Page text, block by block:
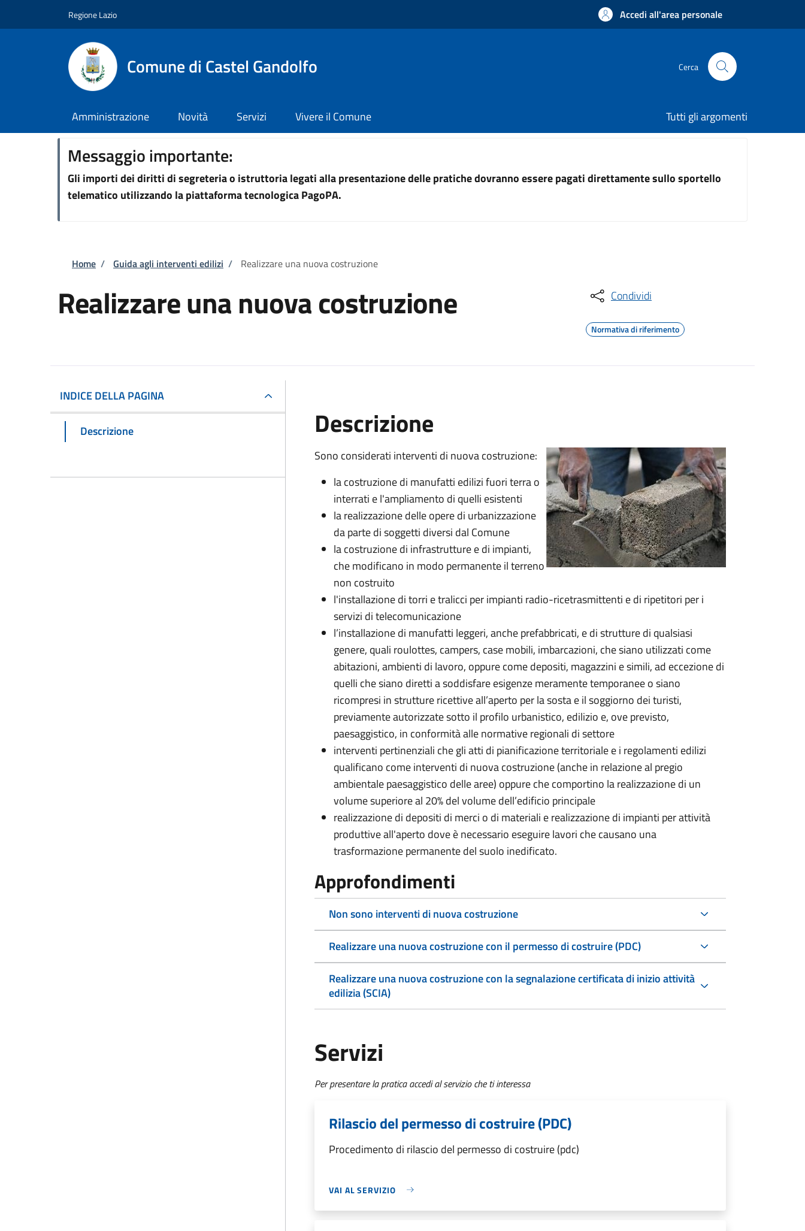
Regione Lazio Accedi all'area personale
Comune di Castel Gandolfo Cerca
Amministrazione Novità Servizi Vivere il Comune Tutti gli argomenti
Messaggio importante:
Gli importi dei diritti di segreteria o istruttoria legati alla presentazione delle pratiche dovranno essere pagati direttamente sullo sportello
telematico utilizzando la piattaforma tecnologica PagoPA.
Briciole di pane
Home / Guida agli interventi edilizi / Realizzare una nuova costruzione
Realizzare una nuova costruzione Condividi
Normativa di riferimento
INDICE DELLA PAGINA
Descrizione Descrizione
Sono considerati interventi di nuova costruzione:
la costruzione di manufatti edilizi fuori terra o
interrati e l'ampliamento di quelli esistenti
la realizzazione delle opere di urbanizzazione
da parte di soggetti diversi dal Comune
la costruzione di infrastrutture e di impianti,
che modificano in modo permanente il terreno
non costruito
l'installazione di torri e tralicci per impianti radio-ricetrasmittenti e di ripetitori per i
servizi di telecomunicazione
l’installazione di manufatti leggeri, anche prefabbricati, e di strutture di qualsiasi
genere, quali roulottes, campers, case mobili, imbarcazioni, che siano utilizzati come
abitazioni, ambienti di lavoro, oppure come depositi, magazzini e simili, ad eccezione di
quelli che siano diretti a soddisfare esigenze meramente temporanee o siano
ricompresi in strutture ricettive all’aperto per la sosta e il soggiorno dei turisti,
previamente autorizzate sotto il profilo urbanistico, edilizio e, ove previsto,
paesaggistico, in conformità alle normative regionali di settore
interventi pertinenziali che gli atti di pianificazione territoriale e i regolamenti edilizi
qualificano come interventi di nuova costruzione (anche in relazione al pregio
ambientale paesaggistico delle aree) oppure che comportino la realizzazione di un
volume superiore al 20% del volume dell’edificio principale
realizzazione di depositi di merci o di materiali e realizzazione di impianti per attività
produttive all'aperto dove è necessario eseguire lavori che causano una
trasformazione permanente del suolo inedificato.
Approfondimenti
Non sono interventi di nuova costruzione
Realizzare una nuova costruzione con il permesso di costruire (PDC)
Realizzare una nuova costruzione con la segnalazione certificata di inizio attività
edilizia (SCIA)
Servizi
Per presentare la pratica accedi al servizio che ti interessa
Rilascio del permesso di costruire (PDC)
Procedimento di rilascio del permesso di costruire (pdc)
VAI AL SERVIZIO